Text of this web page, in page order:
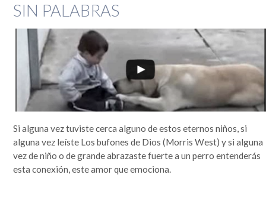
SIN PALABRAS
Si alguna vez tuviste cerca alguno de estos eternos niños, si
alguna vez leíste Los bufones de Dios (Morris West) y si alguna
vez de niño o de grande abrazaste fuerte a un perro entenderás
esta conexión, este amor que emociona.